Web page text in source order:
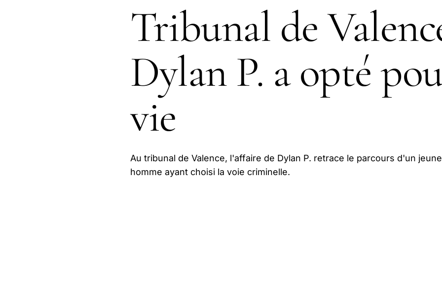
Tribunal de
Dylan P. a opté
vie
Au tribunal de Valence, l'affaire de Dylan P. retrace le parcours d'un jeune
homme ayant choisi la voie criminelle.